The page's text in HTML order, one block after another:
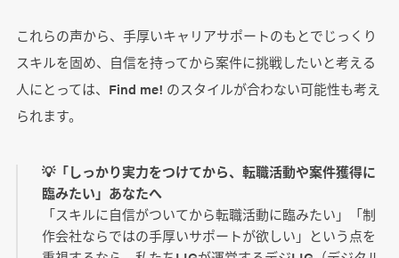
これらの声から、手厚いキャリアサポートのもとでじっくり
スキルを固め、自信を持ってから案件に挑戦したいと考える
人にとっては、Find me! のスタイルが合わない可能性も考え
られます。
💡「しっかり実力をつけてから、転職活動や案件獲得に
臨みたい」あなたへ
「スキルに自信がついてから転職活動に臨みたい」「制
作会社ならではの手厚いサポートが欲しい」という点を